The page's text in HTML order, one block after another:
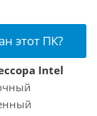
этот ПК?
Intel